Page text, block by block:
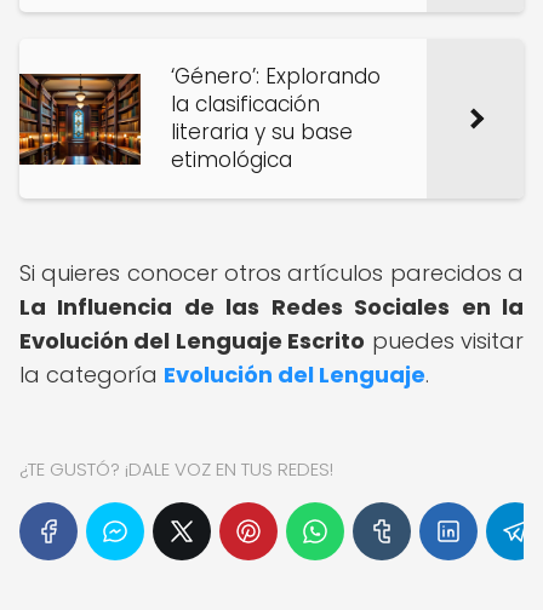
‘Género’: Explorando
la clasificación
literaria y su base
etimológica
Si quieres conocer otros artículos parecidos a
La Influencia de las Redes Sociales en la
Evolución del Lenguaje Escrito puedes visitar
la categoría Evolución del Lenguaje.
¿TE GUSTÓ? ¡DALE VOZ EN TUS REDES!